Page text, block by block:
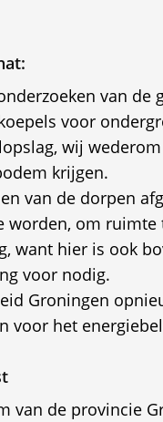
van de
voor
wij
krijgen.
van de dorpen
worden, om ruimte
want hier is ook
voor nodig.
Groningen
voor het
van de provincie